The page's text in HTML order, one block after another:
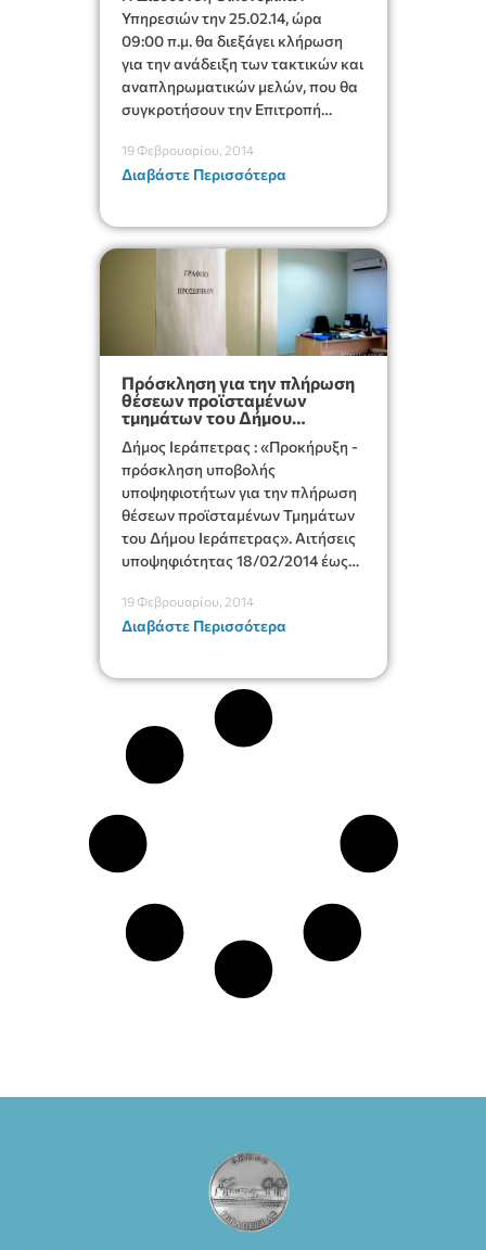
Υπηρεσιών την 25.02.14, ώρα
09:00 π.μ. θα διεξάγει κλήρωση
για την ανάδειξη των τακτικών και
αναπληρωματικών μελών, που θα
συγκροτήσουν την Επιτροπή
προμηθειών (πίνακες)
19 Φεβρουαρίου, 2014
Διαβάστε Περισσότερα
Πρόσκληση για την πλήρωση
θέσεων προϊσταμένων
τμημάτων του Δήμου
Δήμος Ιεράπετρας : «Προκήρυξη -
πρόσκληση υποβολής
υποψηφιοτήτων για την πλήρωση
θέσεων προϊσταμένων Τμημάτων
του Δήμου Ιεράπετρας». Αιτήσεις
υποψηφιότητας 18/02/2014 έως
υφιστάμενο προσωπικό δήμου)
19 Φεβρουαρίου, 2014
Διαβάστε Περισσότερα